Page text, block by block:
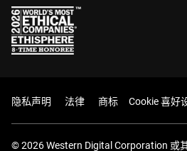
隐私声明 法律 商标 Cookie 喜好
© 2026 Western Digital Corporation 或